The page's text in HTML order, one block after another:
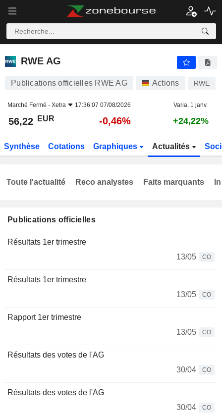
RWE AG
RWE AG
Publications officielles RWE AG Actions RWE
Marché Fermé - Xetra 17:36:07 07/08/2026 Varia. 1 janv.
56,22 EUR -0,46% +24,22%
Synthèse Cotations Graphiques Actualités
Publications officielles
Résultats 1er trimestre
13/05
CO
Résultats 1er trimestre
13/05
CO
Rapport 1er trimestre
13/05
CO
Résultats des votes de l'AG
30/04
CO
Résultats des votes de l'AG
30/04
CO
Toute l'actualité Reco analystes Faits marquants